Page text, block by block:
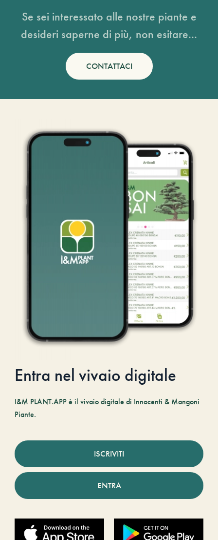
Se sei interessato alle nostre piante e
desideri saperne di più, non esitare...
CONTATTACI
Entra nel vivaio digitale
I&M PLANT.APP è il vivaio digitale di Innocenti & Mangoni
Piante.
ISCRIVITI
ENTRA